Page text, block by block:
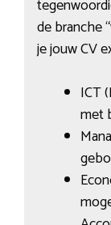
de branche
je jouw CV
ICT
met